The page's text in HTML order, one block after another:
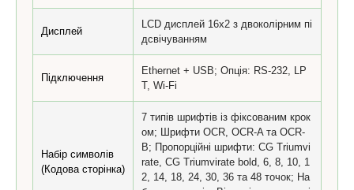
Дисплей
LCD дисплей 16x2 з двоколірним пі
дсвічуванням
Підключення
Ethernet + USB; Опція: RS-232, LP
T, Wi-Fi
Набір символів
(Кодова сторінка)
7 типів шрифтів із фіксованим крок
ом; Шрифти OCR, OCR-A та OCR-
B; Пропорційні шрифти: CG Triumvi
rate, CG Triumvirate bold, 6, 8, 10, 1
2, 14, 18, 24, 30, 36 та 48 точок; На